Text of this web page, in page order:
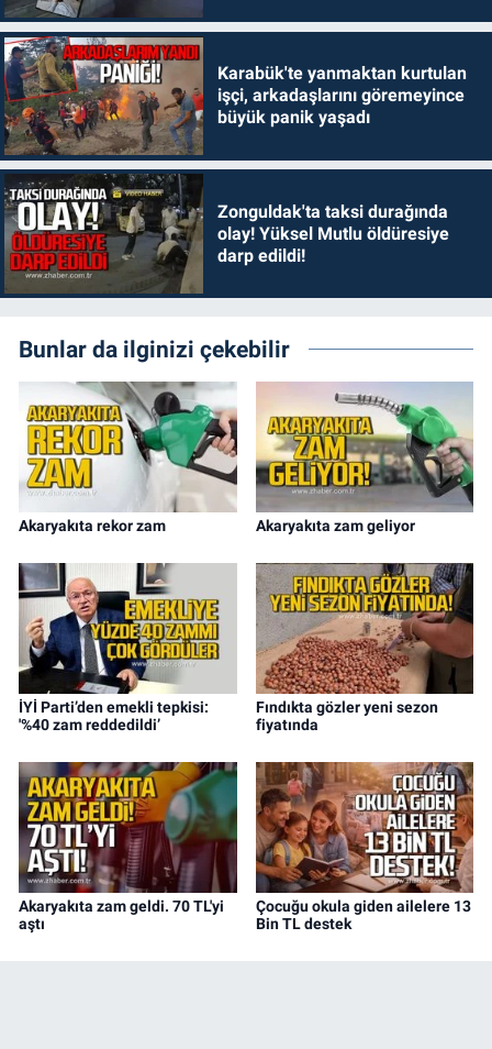
Karabük'te yanmaktan kurtulan
işçi, arkadaşlarını göremeyince
büyük panik yaşadı
Zonguldak'ta taksi durağında
olay! Yüksel Mutlu öldüresiye
darp edildi!
Bunlar da ilginizi çekebilir
Akaryakıta rekor zam Akaryakıta zam geliyor
İYİ Parti’den emekli tepkisi:
'%40 zam reddedildi’
Fındıkta gözler yeni sezon
fiyatında
Akaryakıta zam geldi. 70 TL'yi
aştı
Çocuğu okula giden ailelere 13
Bin TL destek